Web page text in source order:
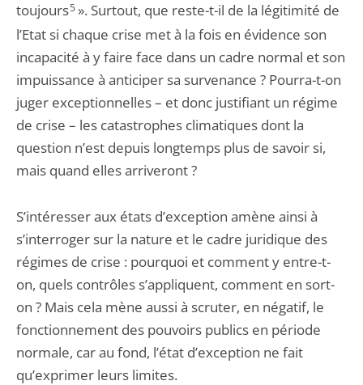
toujours5». Surtout, que reste-t-il de la légitimité de
l’Etat si chaque crise met à la fois en évidence son
incapacité à y faire face dans un cadre normal et son
impuissance à anticiper sa survenance ? Pourra-t-on
juger exceptionnelles – et donc justifiant un régime
de crise – les catastrophes climatiques dont la
question n’est depuis longtemps plus de savoir si,
mais quand elles arriveront ?
S’intéresser aux états d’exception amène ainsi à
s’interroger sur la nature et le cadre juridique des
régimes de crise : pourquoi et comment y entre-t-
on, quels contrôles s’appliquent, comment en sort-
on ? Mais cela mène aussi à scruter, en négatif, le
fonctionnement des pouvoirs publics en période
normale, car au fond, l’état d’exception ne fait
qu’exprimer leurs limites.